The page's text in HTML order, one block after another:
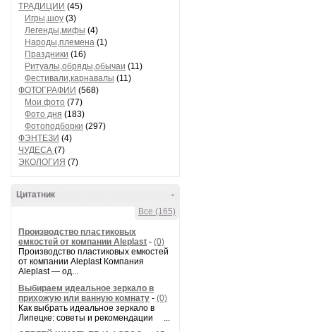
ТРАДИЦИИ (45)
Игры,шоу (3)
Легенды,мифы (4)
Народы,племена (1)
Праздники (16)
Ритуалы,обряды,обычаи (11)
Фестивали,карнавалы (11)
ФОТОГРАФИИ (568)
Мои фото (77)
Фото дня (183)
Фотоподборки (297)
ФЭНТЕЗИ (4)
ЧУДЕСА (7)
ЭКОЛОГИЯ (7)
-
Цитатник
Все (165)
Производство пластиковых
емкостей от компании Aleplast - (0)
Производство пластиковых емкостей
от компании Aleplast Компания
Aleplast — од...
Выбираем идеальное зеркало в
прихожую или ванную комнату - (0)
Как выбрать идеальное зеркало в
Липецке: советы и рекомендации ...